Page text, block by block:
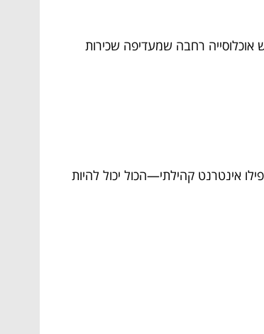
אוכלוסייה רחבה שמעדיפה שכירות
אינטרנט קהילתי—הכול יכול להיות